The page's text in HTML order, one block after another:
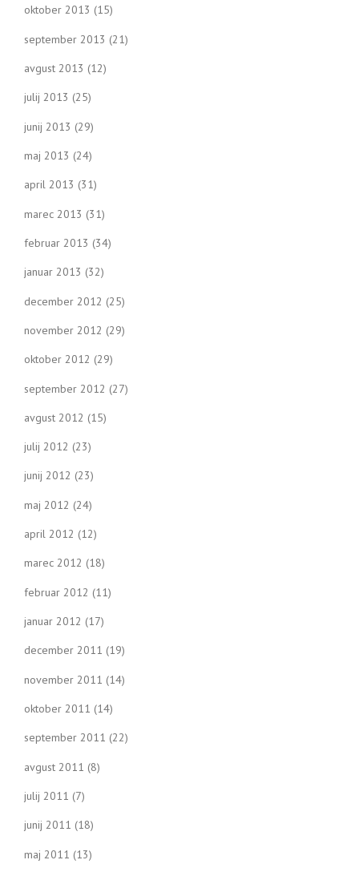
oktober 2013 (15)
september 2013 (21)
avgust 2013 (12)
julij 2013 (25)
junij 2013 (29)
maj 2013 (24)
april 2013 (31)
marec 2013 (31)
februar 2013 (34)
januar 2013 (32)
december 2012 (25)
november 2012 (29)
oktober 2012 (29)
september 2012 (27)
avgust 2012 (15)
julij 2012 (23)
junij 2012 (23)
maj 2012 (24)
april 2012 (12)
marec 2012 (18)
februar 2012 (11)
januar 2012 (17)
december 2011 (19)
november 2011 (14)
oktober 2011 (14)
september 2011 (22)
avgust 2011 (8)
julij 2011 (7)
junij 2011 (18)
maj 2011 (13)